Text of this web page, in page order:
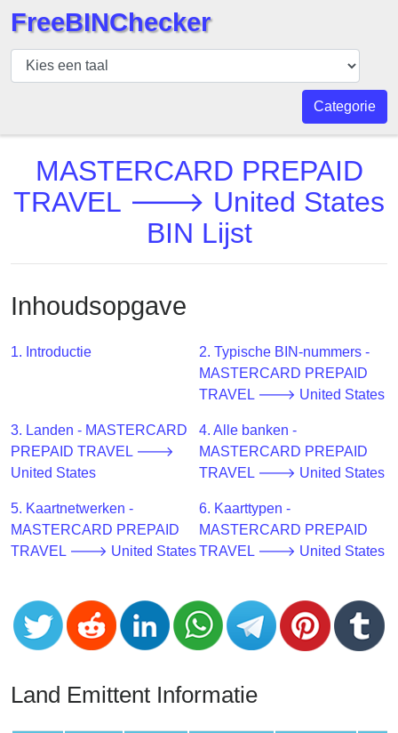
BIN
Controleur
BIN
Aantal
BIN
BIN
BIN
v2
Generator
from
Banks
Credit
Card
Validator
Card
Generator
Credit
Card
FreeBINChecker
Categorie
MASTERCARD PREPAID
TRAVEL 🡒 United States
BIN Lijst
Inhoudsopgave
1. Introductie
2. Typische BIN-nummers -
MASTERCARD PREPAID
TRAVEL 🡒 United States
3. Landen - MASTERCARD
PREPAID TRAVEL 🡒
United States
4. Alle banken -
MASTERCARD PREPAID
TRAVEL 🡒 United States
5. Kaartnetwerken -
MASTERCARD PREPAID
TRAVEL 🡒 United States
6. Kaarttypen -
MASTERCARD PREPAID
TRAVEL 🡒 United States
Land Emittent Informatie